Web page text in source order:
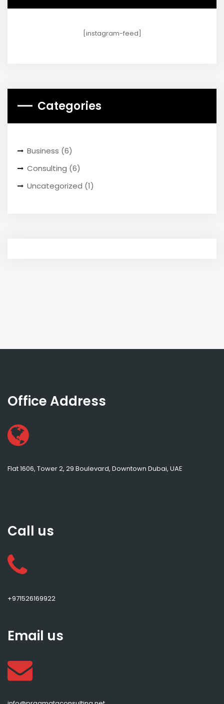
[instagram-feed]
Categories
Business (6)
Consulting (6)
Uncategorized (1)
Office Address
Flat 1606, Tower 2, 29 Boulevard, Downtown Dubai, UAE
Call us
+971526169922
Email us